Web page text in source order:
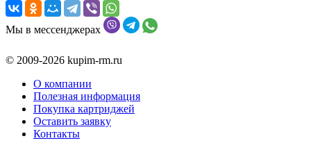
Мы в мессенджерах
© 2009-2026 kupim-rm.ru
О компании
Полезная информация
Покупка картриджей
Оставить заявку
Контакты